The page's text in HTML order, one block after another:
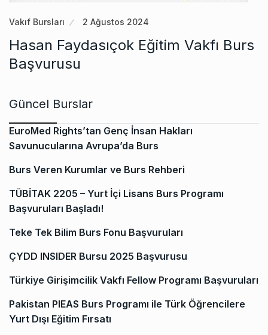
Vakıf Bursları 2 Ağustos 2024
Hasan Faydasıçok Eğitim Vakfı Burs
Başvurusu
Güncel Burslar
EuroMed Rights’tan Genç İnsan Hakları
Savunucularına Avrupa’da Burs
Burs Veren Kurumlar ve Burs Rehberi
TÜBİTAK 2205 – Yurt İçi Lisans Burs Programı
Başvuruları Başladı!
Teke Tek Bilim Burs Fonu Başvuruları
ÇYDD INSIDER Bursu 2025 Başvurusu
Türkiye Girişimcilik Vakfı Fellow Programı Başvuruları
Pakistan PIEAS Burs Programı ile Türk Öğrencilere
Yurt Dışı Eğitim Fırsatı